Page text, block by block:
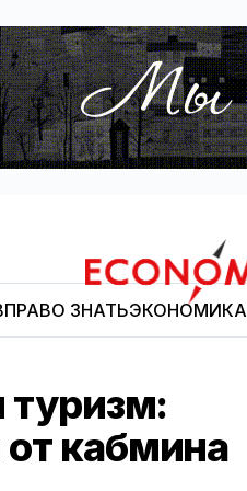
Economist.kg
ПРАВО ЗНАТЬЭКОНОМИКА
туризм:
кабмина